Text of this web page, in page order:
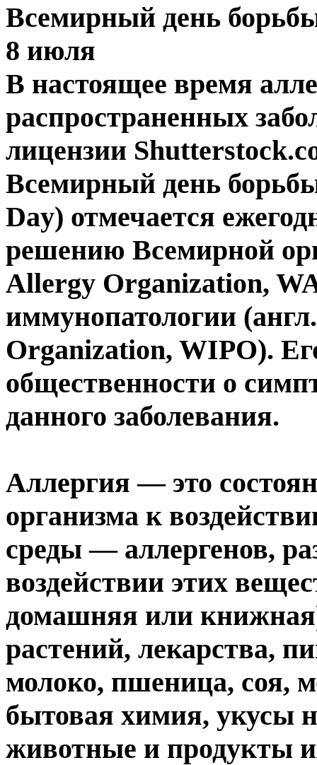
Всемирный день
8 июля
В настоящее время
распространенных
лицензии
Всемирный день
Day) отмечается
решению Всемирной
Allergy Organization,
иммунопатологии
Organization, WIPO).
общественности о
данного заболевания.
Аллергия — это
организма к
среды — аллергенов,
воздействии этих
домашняя или
растений, лекарства,
молоко, пшеница, соя,
бытовая химия, укусы
животные и продукты